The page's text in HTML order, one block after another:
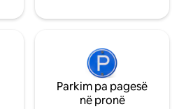
Parkim pa pagesë
në pronë